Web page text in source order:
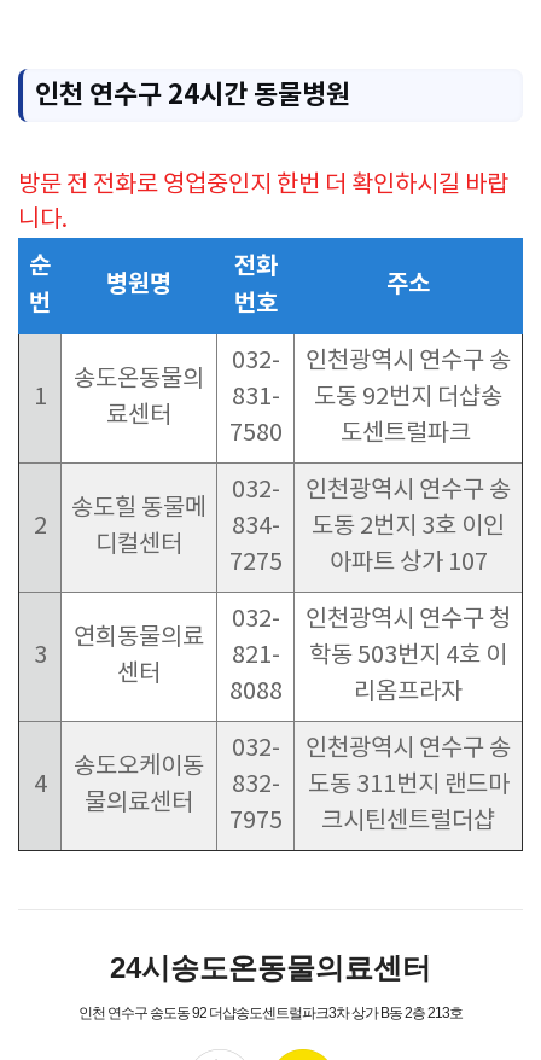
인천 연수구 24시간 동물병원
방문 전 전화로 영업중인지 한번 더 확인하시길 바랍
니다.
순
번
병원명
전화
번호
주소
1
송도온동물의
료센터
032-
831-
7580
인천광역시 연수구 송
도동 92번지 더샵송
도센트럴파크
2
송도힐 동물메
디컬센터
032-
834-
7275
인천광역시 연수구 송
도동 2번지 3호 이인
아파트 상가 107
3
연희동물의료
센터
032-
821-
8088
인천광역시 연수구 청
학동 503번지 4호 이
리옴프라자
4
송도오케이동
물의료센터
032-
832-
7975
인천광역시 연수구 송
도동 311번지 랜드마
크시틴센트럴더샵